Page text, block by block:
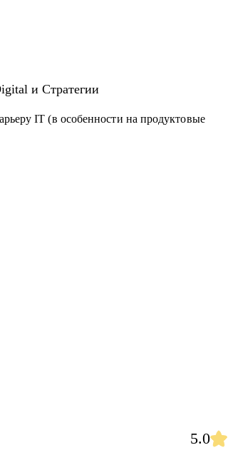
и Стратегии
IT (в особенности на продуктовые
5.0